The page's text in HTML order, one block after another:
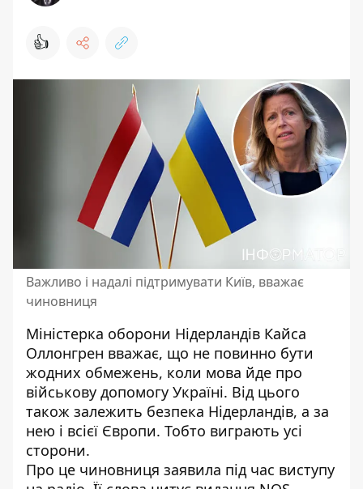
👍
Важливо і надалі підтримувати Київ, вважає
чиновниця
Міністерка оборони Нідерландів Кайса
Оллонгрен вважає, що не повинно бути
жодних обмежень, коли мова йде про
військову допомогу Україні. Від цього
також залежить безпека Нідерландів, а за
нею і всієї Європи. Тобто виграють усі
сторони.
Про це чиновниця заявила під час виступу